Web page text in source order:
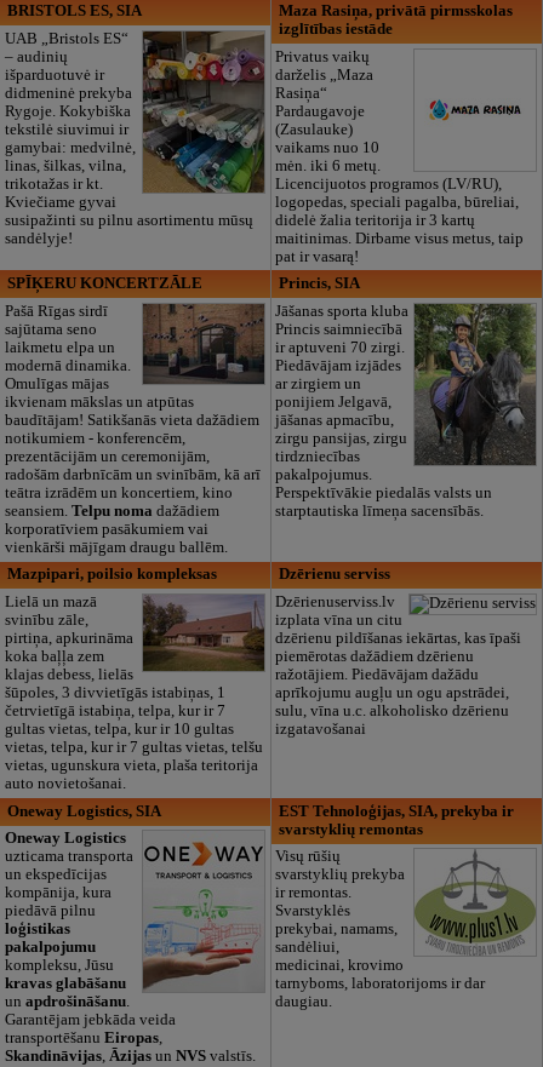
BRISTOLS ES, SIA
UAB „Bristols ES“
– audinių
išparduotuvė ir
didmeninė prekyba
Rygoje. Kokybiška
tekstilė siuvimui ir
gamybai: medvilnė,
linas, šilkas, vilna,
trikotažas ir kt.
Kviečiame gyvai
susipažinti su pilnu asortimentu mūsų
sandėlyje!
Maza Rasiņa, privātā pirmsskolas
izglītības iestāde
Privatus vaikų
darželis „Maza
Rasiņa“
Pardaugavoje
(Zasulauke)
vaikams nuo 10
mėn. iki 6 metų.
Licencijuotos programos (LV/RU),
logopedas, speciali pagalba, būreliai,
didelė žalia teritorija ir 3 kartų
maitinimas. Dirbame visus metus, taip
pat ir vasarą!
SPĪĶERU KONCERTZĀLE
Pašā Rīgas sirdī
sajūtama seno
laikmetu elpa un
modernā dinamika.
Omulīgas mājas
ikvienam mākslas un atpūtas
baudītājam! Satikšanās vieta dažādiem
notikumiem - konferencēm,
prezentācijām un ceremonijām,
radošām darbnīcām un svinībām, kā arī
teātra izrādēm un koncertiem, kino
seansiem. Telpu noma dažādiem
korporatīviem pasākumiem vai
vienkārši mājīgam draugu ballēm.
Princis, SIA
Jāšanas sporta kluba
Princis saimniecībā
ir aptuveni 70 zirgi.
Piedāvājam izjādes
ar zirgiem un
ponijiem Jelgavā,
jāšanas apmacību,
zirgu pansijas, zirgu
tirdzniecības
pakalpojumus.
Perspektīvākie piedalās valsts un
starptautiska līmeņa sacensībās.
Mazpipari, poilsio kompleksas
Lielā un mazā
svinību zāle,
pirtiņa, apkurināma
koka baļļa zem
klajas debess, lielās
šūpoles, 3 divvietīgās istabiņas, 1
četrvietīgā istabiņa, telpa, kur ir 7
gultas vietas, telpa, kur ir 10 gultas
vietas, telpa, kur ir 7 gultas vietas, telšu
vietas, ugunskura vieta, plaša teritorija
auto novietošanai.
Dzērienu serviss
Dzērienuserviss.lv
izplata vīna un citu
dzērienu pildīšanas iekārtas, kas īpaši
piemērotas dažādiem dzērienu
ražotājiem. Piedāvājam dažādu
aprīkojumu augļu un ogu apstrādei,
sulu, vīna u.c. alkoholisko dzērienu
izgatavošanai
Oneway Logistics, SIA
Oneway Logistics
uzticama transporta
un ekspedīcijas
kompānija, kura
piedāvā pilnu
loģistikas
pakalpojumu
kompleksu, Jūsu
kravas glabāšanu
un apdrošināšanu.
Garantējam jebkāda veida
transportēšanu Eiropas,
Skandināvijas, Āzijasun NVSvalstīs.
EST Tehnoloģijas, SIA, prekyba ir
svarstyklių remontas
Visų rūšių
svarstyklių prekyba
ir remontas.
Svarstyklės
prekybai, namams,
sandėliui,
medicinai, krovimo
tarnyboms, laboratorijoms ir dar
daugiau.